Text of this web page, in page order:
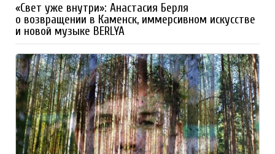
«Свет уже внутри»: Анастасия Берля
о возвращении в Каменск, иммерсивном искусстве
и новой музыке BERLYA